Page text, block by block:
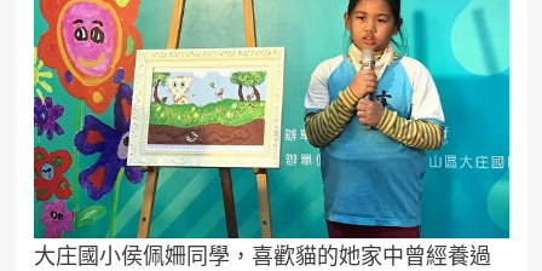
大庄國小侯佩姍同學，喜歡貓的她家中曾經養過